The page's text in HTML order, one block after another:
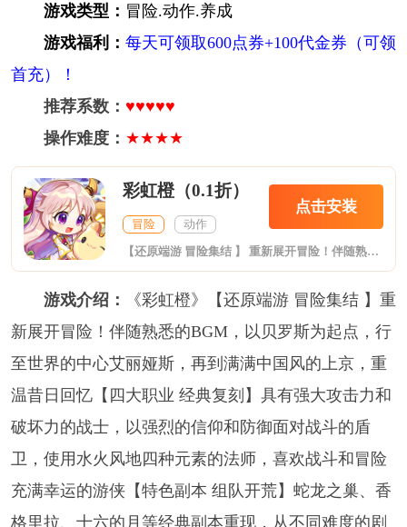
游戏类型： 冒险.动作.养成
游戏福利： 每天可领取600点券+100代金券（可领
首充）！
推荐系数： ♥♥♥♥♥
操作难度： ★★★★
彩虹橙（0.1折）
冒险 动作
点击安装
【还原端游 冒险集结 】 重新展开冒险！伴随熟悉的BGM，以贝罗斯为起点，行至世界的中心艾丽娅斯，再到满满中国风的上京，重温昔日回忆 【四大职业 经典复刻】 具有强大攻击力和破坏力的战士，以强烈的信仰和防御面对战斗的盾卫，使用水火风地四种元素的法师，喜欢战斗和冒险充满幸运的游侠 【特色副本 组队开荒】 蛇龙之巢、香格里拉、十六的月等经典副本重现，从不同难度的剧情副本到炼狱副本，挑战昔日强
游戏介绍：
《彩虹橙》【还原端游 冒险集结 】重
新展开冒险！伴随熟悉的BGM，以贝罗斯为起点，行
至世界的中心艾丽娅斯，再到满满中国风的上京，重
温昔日回忆【四大职业 经典复刻】具有强大攻击力和
破坏力的战士，以强烈的信仰和防御面对战斗的盾
卫，使用水火风地四种元素的法师，喜欢战斗和冒险
充满幸运的游侠【特色副本 组队开荒】蛇龙之巢、香
格里拉、十六的月等经典副本重现，从不同难度的剧